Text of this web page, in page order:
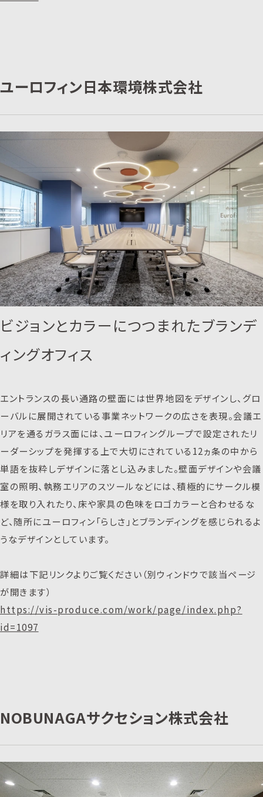
ユーロフィン日本環境株式会社
ビジョンとカラーにつつまれたブランデ
ィングオフィス
エントランスの長い通路の壁面には世界地図をデザインし、グロ
ーバルに展開されている事業ネットワークの広さを表現。会議エ
リアを通るガラス面には、ユーロフィングループで設定されたリ
ーダーシップを発揮する上で大切にされている12ヵ条の中から
単語を抜粋しデザインに落とし込みました。壁面デザインや会議
室の照明、執務エリアのスツールなどには、積極的にサークル模
様を取り入れたり、床や家具の色味をロゴカラーと合わせるな
ど、随所にユーロフィン「らしさ」とブランディングを感じられるよ
うなデザインとしています。
詳細は下記リンクよりご覧ください（別ウィンドウで該当ページ
が開きます）
https://vis-produce.com/work/page/index.php?
id=1097
NOBUNAGAサクセション株式会社